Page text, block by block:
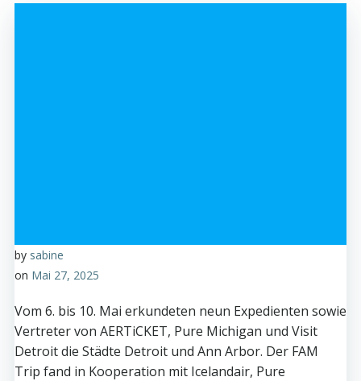
by sabine
on Mai 27, 2025
Vom 6. bis 10. Mai erkundeten neun Expedienten sowie
Vertreter von AERTiCKET, Pure Michigan und Visit
Detroit die Städte Detroit und Ann Arbor. Der FAM
Trip fand in Kooperation mit Icelandair, Pure